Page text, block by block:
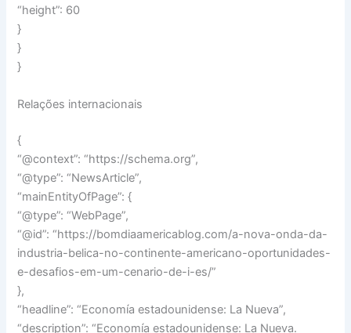
“height”: 60
}
}
}
Relações internacionais
{
“@context”: “https://schema.org”,
“@type”: “NewsArticle”,
“mainEntityOfPage”: {
“@type”: “WebPage”,
“@id”: “https://bomdiaamericablog.com/a-nova-onda-da-
industria-belica-no-continente-americano-oportunidades-
e-desafios-em-um-cenario-de-i-es/”
},
“headline”: “Economía estadounidense: La Nueva”,
“description”: “Economía estadounidense: La Nueva.